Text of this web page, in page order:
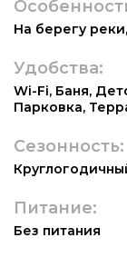
На берегу реки,
Удобства:
Wi-Fi, Баня,
Парковка,
Сезонность:
Питание:
Без питания